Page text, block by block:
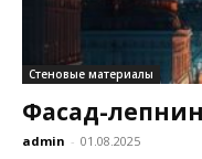
Стеновые материалы
Фасад-
admin - 01.08.2025